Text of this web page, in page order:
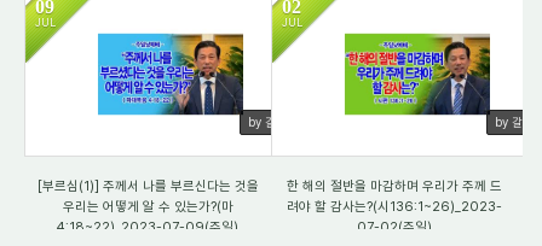
09
JUL
by 갈렙
2969
[부르심(1)] 주께서 나를 부르신다는 것을
우리는 어떻게 알 수 있는가?(마
4:18~22)_2023-07-09(주일)
02
JUL
by 갈렙
2846
한 해의 절반을 마감하며 우리가 주께 드
려야 할 감사는?(시136:1~26)_2023-
07-02(주일)